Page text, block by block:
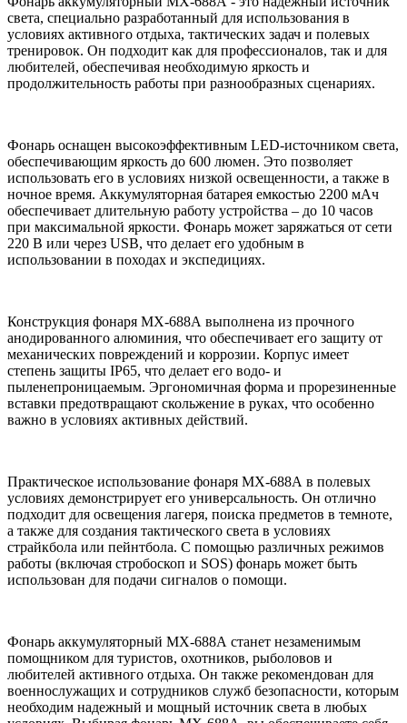
света, специально разработанный для использования в
условиях активного отдыха, тактических задач и полевых
тренировок. Он подходит как для профессионалов, так и для
любителей, обеспечивая необходимую яркость и
продолжительность работы при разнообразных сценариях.
Фонарь оснащен высокоэффективным LED-источником света,
обеспечивающим яркость до 600 люмен. Это позволяет
использовать его в условиях низкой освещенности, а также в
ночное время. Аккумуляторная батарея емкостью 2200 мАч
обеспечивает длительную работу устройства – до 10 часов
при максимальной яркости. Фонарь может заряжаться от сети
220 В или через USB, что делает его удобным в
использовании в походах и экспедициях.
Конструкция фонаря МХ-688А выполнена из прочного
анодированного алюминия, что обеспечивает его защиту от
механических повреждений и коррозии. Корпус имеет
степень защиты IP65, что делает его водо- и
пыленепроницаемым. Эргономичная форма и прорезиненные
вставки предотвращают скольжение в руках, что особенно
важно в условиях активных действий.
Практическое использование фонаря МХ-688А в полевых
условиях демонстрирует его универсальность. Он отлично
подходит для освещения лагеря, поиска предметов в темноте,
а также для создания тактического света в условиях
страйкбола или пейнтбола. С помощью различных режимов
работы (включая стробоскоп и SOS) фонарь может быть
использован для подачи сигналов о помощи.
Фонарь аккумуляторный МХ-688А станет незаменимым
помощником для туристов, охотников, рыболовов и
любителей активного отдыха. Он также рекомендован для
военнослужащих и сотрудников служб безопасности, которым
необходим надежный и мощный источник света в любых